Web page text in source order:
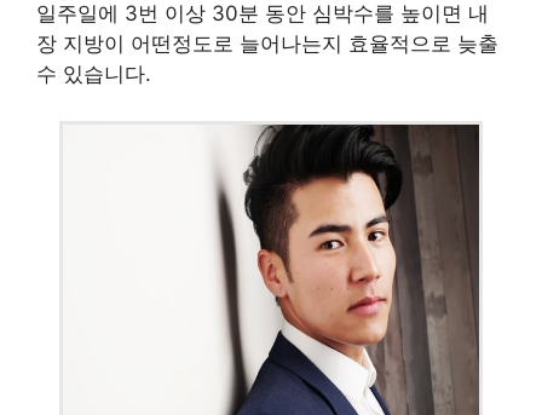
일주일에 3번 이상 30분 동안 심박수를 높이면 내
장 지방이 어떤정도로 늘어나는지 효율적으로 늦출
수 있습니다.